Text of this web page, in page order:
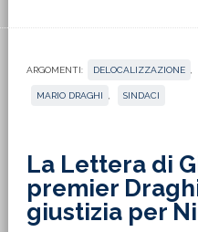
ARGOMENTI: DELOCALIZZAZIONE
MARIO DRAGHI SINDACI
La Lettera di
premier
giustizia per